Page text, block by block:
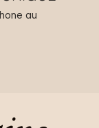
au